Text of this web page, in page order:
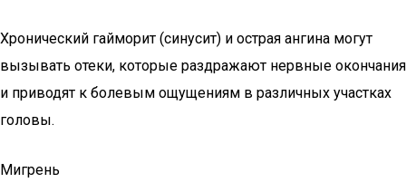
Хронический гайморит (синусит) и острая ангина могут
вызывать отеки, которые раздражают нервные окончания
и приводят к болевым ощущениям в различных участках
головы.
Мигрень